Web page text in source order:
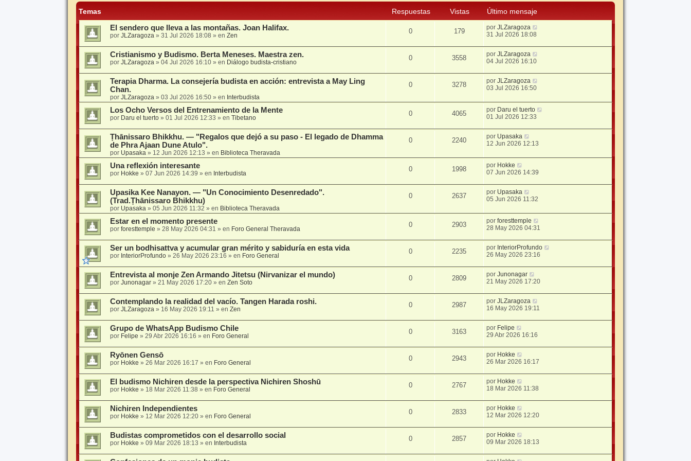
Temas Respuestas Vistas
Último mensaje
El sendero que lleva a las montañas. Joan Halifax.
por JLZaragoza » 31 Jul 2026 18:08 » en Zen
0 179 porJLZaragoza
31 Jul 2026 18:08
Cristianismo y Budismo. Berta Meneses. Maestra zen.
por JLZaragoza » 04 Jul 2026 16:10» en Diálogo budista-cristiano
0 3558 porJLZaragoza
04 Jul 2026 16:10
Terapia Dharma. La consejería budista en acción: entrevista a May Ling
Chan.
por JLZaragoza » 03 Jul 2026 16:50» en Interbudista
0 3278 porJLZaragoza
03 Jul 2026 16:50
Los Ocho Versos del Entrenamiento de la Mente
por Daru el tuerto» 01 Jul 2026 12:33 » en Tibetano
0 4065 por Daru el tuerto
01 Jul 2026 12:33
Ṭhānissaro Bhikkhu. — "Regalos que dejó a su paso - El legado de Dhamma
de Phra Ajaan Dune Atulo".
por Upasaka » 12 Jun 2026 12:13 » en Biblioteca Theravada
0 2240 por Upasaka
12 Jun 2026 12:13
Una reflexión interesante
por Hokke » 07 Jun 2026 14:39 » en Interbudista
0 1998 por Hokke
07 Jun 2026 14:39
Upasika Kee Nanayon. — "Un Conocimiento Desenredado".
(Trad.Ṭhānissaro Bhikkhu)
por Upasaka » 05 Jun 2026 11:32 » en Biblioteca Theravada
0 2637 por Upasaka
05 Jun 2026 11:32
Estar en el momento presente
por foresttemple » 28 May 2026 04:31 » en Foro General Theravada
0 2903 porforesttemple
28 May 2026 04:31
Ser un bodhisattva y acumular gran mérito y sabiduría en esta vida
por InteriorProfundo» 26 May 2026 23:16 » en Foro General
0 2235 por InteriorProfundo
26 May 2026 23:16
Entrevista al monje Zen Armando Jitetsu (Nirvanizar el mundo)
por Junonagar» 21 May 2026 17:20» en Zen Soto
0 2809 porJunonagar
21 May 2026 17:20
Contemplando la realidad del vacío. Tangen Harada roshi.
por JLZaragoza » 16 May 2026 19:11 » en Zen
0 2987 porJLZaragoza
16 May 2026 19:11
Grupo de WhatsApp Budismo Chile
por Felipe » 29 Abr 2026 16:16 » en Foro General
0 3163 por Felipe
29 Abr 2026 16:16
Ryōnen Gensō
por Hokke » 26 Mar 2026 16:17 » en Foro General
0 2943 por Hokke
26 Mar 2026 16:17
El budismo Nichiren desde la perspectiva Nichiren Shoshū
por Hokke » 18 Mar 2026 11:38 » en Foro General
0 2767 por Hokke
18 Mar 2026 11:38
Nichiren Independientes
por Hokke » 12 Mar 2026 12:20» en Foro General
0 2833 por Hokke
12 Mar 2026 12:20
Budistas comprometidos con el desarrollo social
por Hokke » 09 Mar 2026 18:13 » en Interbudista
0 2857 por Hokke
09 Mar 2026 18:13